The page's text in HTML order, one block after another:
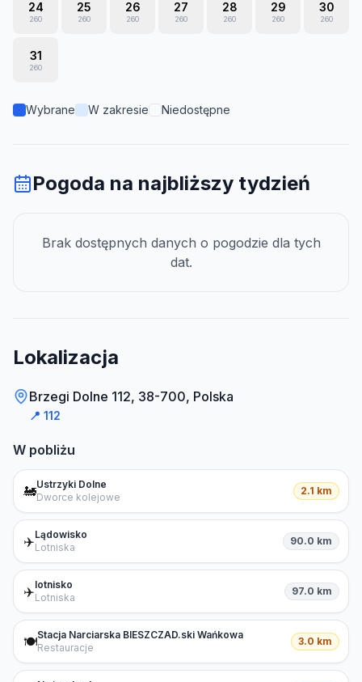
24
260
25
260
26
260
27
260
28
260
29
260
30
260
31
260
Wybrane W zakresie Niedostępne
Pogoda na najbliższy tydzień
Brak dostępnych danych o pogodzie dla tych
dat.
Lokalizacja
Brzegi Dolne 112, 38-700, Polska
📍 112
W pobliżu
🚂Ustrzyki Dolne
Dworce kolejowe
2.1 km
✈️Lądowisko
Lotniska
90.0 km
✈️lotnisko
Lotniska
97.0 km
🍽️Stacja Narciarska BIESZCZAD.ski Wańkowa
Restauracje
3.0 km